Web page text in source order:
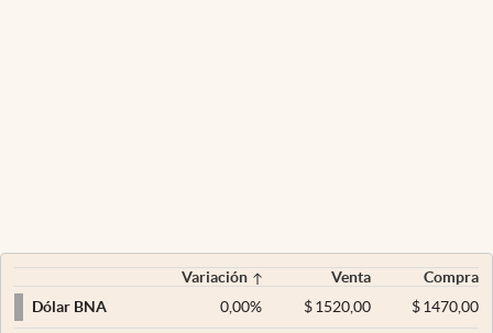
Variación Venta
Compra
Dólar BNA
0,00% $ 1520,00 $1470,00